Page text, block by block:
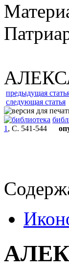
предыдущая
следующая статья
1 , С. 541-544